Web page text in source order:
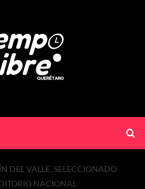
DEL VALLE, SELECCIONADO
NACIONAL